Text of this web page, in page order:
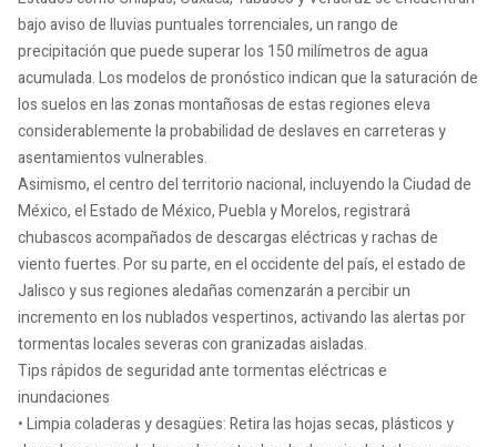
bajo aviso de lluvias puntuales torrenciales, un rango de
precipitación que puede superar los 150 milímetros de agua
acumulada. Los modelos de pronóstico indican que la saturación de
los suelos en las zonas montañosas de estas regiones eleva
considerablemente la probabilidad de deslaves en carreteras y
asentamientos vulnerables.
Asimismo, el centro del territorio nacional, incluyendo la Ciudad de
México, el Estado de México, Puebla y Morelos, registrará
chubascos acompañados de descargas eléctricas y rachas de
viento fuertes. Por su parte, en el occidente del país, el estado de
Jalisco y sus regiones aledañas comenzarán a percibir un
incremento en los nublados vespertinos, activando las alertas por
tormentas locales severas con granizadas aisladas.
Tips rápidos de seguridad ante tormentas eléctricas e
inundaciones
• Limpia coladeras y desagües: Retira las hojas secas, plásticos y